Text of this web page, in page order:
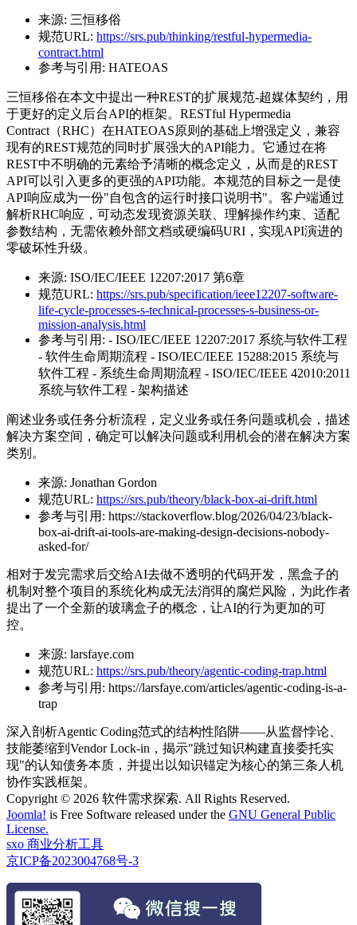
来源: 三恒移俗
规范URL: https://srs.pub/thinking/restful-hypermedia-
contract.html
参考与引用: HATEOAS
三恒移俗在本文中提出一种REST的扩展规范-超媒体契约，用
于更好的定义后台API的框架。RESTful Hypermedia
Contract（RHC）在HATEOAS原则的基础上增强定义，兼容
现有的REST规范的同时扩展强大的API能力。它通过在将
REST中不明确的元素给予清晰的概念定义，从而是的REST
API可以引入更多的更强的API功能。本规范的目标之一是使
API响应成为一份"自包含的运行时接口说明书"。客户端通过
解析RHC响应，可动态发现资源关联、理解操作约束、适配
参数结构，无需依赖外部文档或硬编码URI，实现API演进的
零破坏性升级。
来源: ISO/IEC/IEEE 12207:2017 第6章
规范URL: https://srs.pub/specification/ieee12207-software-
life-cycle-processes-s-technical-processes-s-business-or-
mission-analysis.html
参考与引用: - ISO/IEC/IEEE 12207:2017 系统与软件工程
- 软件生命周期流程 - ISO/IEC/IEEE 15288:2015 系统与
软件工程 - 系统生命周期流程 - ISO/IEC/IEEE 42010:2011
系统与软件工程 - 架构描述
阐述业务或任务分析流程，定义业务或任务问题或机会，描述
解决方案空间，确定可以解决问题或利用机会的潜在解决方案
类别。
来源: Jonathan Gordon
规范URL: https://srs.pub/theory/black-box-ai-drift.html
参考与引用: https://stackoverflow.blog/2026/04/23/black-
box-ai-drift-ai-tools-are-making-design-decisions-nobody-
asked-for/
相对于发完需求后交给AI去做不透明的代码开发，黑盒子的
机制对整个项目的系统化构成无法消弭的腐烂风险，为此作者
提出了一个全新的玻璃盒子的概念，让AI的行为更加的可
控。
来源: larsfaye.com
规范URL: https://srs.pub/theory/agentic-coding-trap.html
参考与引用: https://larsfaye.com/articles/agentic-coding-is-a-
trap
深入剖析Agentic Coding范式的结构性陷阱——从监督悖论、
技能萎缩到Vendor Lock-in，揭示"跳过知识构建直接委托实
现"的认知债务本质，并提出以知识锚定为核心的第三条人机
协作实践框架。
Copyright © 2026 软件需求探索. All Rights Reserved.
Joomla! is Free Software released under the GNU General Public
License.
sxo 商业分析工具
京ICP备2023004768号-3